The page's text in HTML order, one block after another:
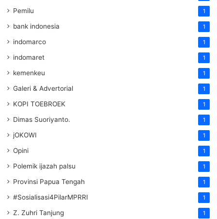
Pemilu 1
bank indonesia 1
indomarco 1
indomaret 1
kemenkeu 1
Galeri & Advertorial 1
KOPI TOEBROEK 1
Dimas Suoriyanto. 1
jOKOWI 1
Opini 1
Polemik ijazah palsu 1
Provinsi Papua Tengah 1
#Sosialisasi4PilarMPRRI 1
Z. Zuhri Tanjung 1